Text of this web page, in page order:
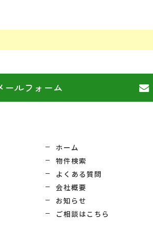
ールフォーム
ホーム
物件検索
よくある質問
会社概要
お知らせ
ご相談はこちら